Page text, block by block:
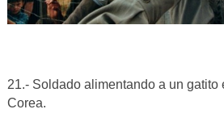
21.- Soldado alimentando a un gatito
Corea.